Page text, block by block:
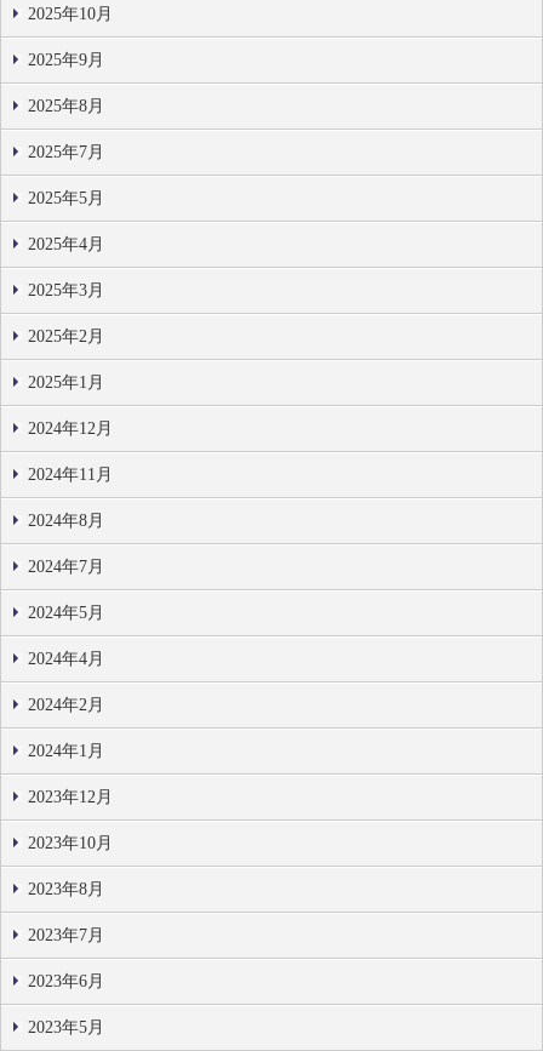
2025年10月
2025年9月
2025年8月
2025年7月
2025年5月
2025年4月
2025年3月
2025年2月
2025年1月
2024年12月
2024年11月
2024年8月
2024年7月
2024年5月
2024年4月
2024年2月
2024年1月
2023年12月
2023年10月
2023年8月
2023年7月
2023年6月
2023年5月